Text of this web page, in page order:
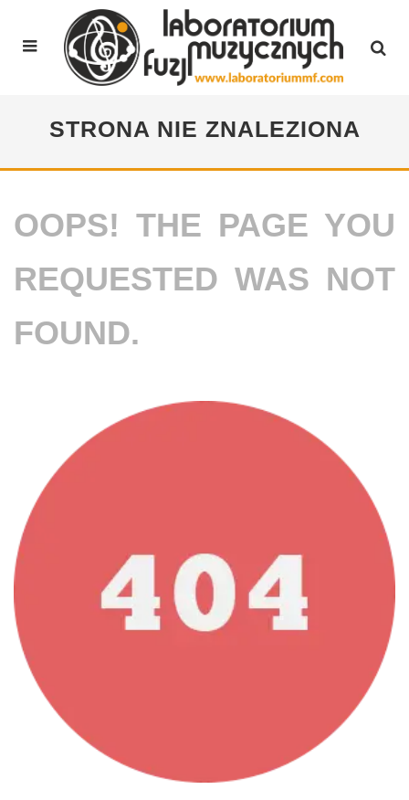
STRONA NIE ZNALEZIONA
OOPS! THE PAGE YOU
REQUESTED WAS NOT
FOUND.